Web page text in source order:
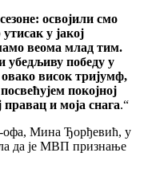
освојили смо
у јакој
веома млад тим.
убедљиву победу у
висок тријумф,
покојној
и моја снага.“
офа, Мина Ђорђевић, у
да је МВП признање